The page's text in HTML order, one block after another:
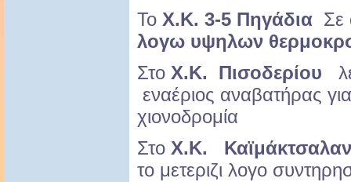
Το Χ.Κ. 3-5 Πηγάδια Σε
λογω υψηλων
Στο Χ.Κ. Πισοδερίου
εναέριος αναβατήρας
χιονοδρομία
Στο Χ.Κ. Καϊμάκτσαλαν
το μετεριζι λογο